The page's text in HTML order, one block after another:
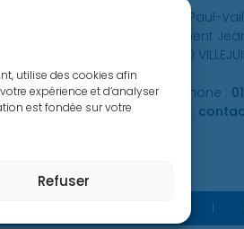
utilise des cookies afin
expérience et d’analyser
est fondée sur votre
Refuser
12 av Paul-
bâtiment
94800
Téléphone :
Email :